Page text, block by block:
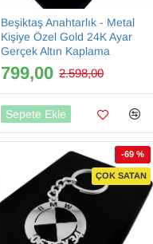
Beşiktaş Anahtarlık - Metal
Kişiye Özel Gold 24K Ayar
Gerçek Altın Kaplama
799,00 2.598,00
Sepete Ekle
ÇOK SATAN
-69 %